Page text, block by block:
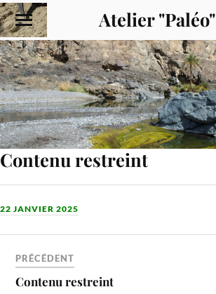
Atelier "Paléo"
Contenu restreint
22 JANVIER 2025
PRÉCÉDENT
Contenu restreint